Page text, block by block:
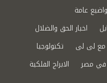
عامة
اخبار الحق والضلال
مع لى لى
تكنولوجيا
في مصر
الابراج الفلكية